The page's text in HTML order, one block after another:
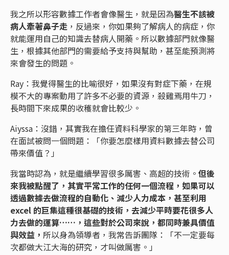
我之所以形容數據工作者會像醫生，就是因為醫生不該被
病人牽著鼻子走 ，反過來，你如果夠了解病人的病症，你
就能運用自己的知識去替病人開藥。所以數據部門就像醫
生，根據其他部門的需要給予支持與幫助，甚至能預測將
來會發生的問題。
Ray：我覺得醫生的比喻很好，如果沒有對症下藥，在規
模不大的專案動用了許多不必要的資源，殺雞焉用牛刀，
長時間下來成果的收穫就會比較少。
Aiyssa：沒錯，其實我在擔任資料科學家的第三年時，曾
在面試被問一個問題：「你要怎麼樣用資料數據去替公司
帶來價值？」
我當時認為，就是繼續學習很多厲害、高超的技術。 但後
來我被點醒了，其實平常工作的任何一個流程，如果可以
透過數據去做流程的自動化、減少人力成本，甚至利用
excel 的巨集這種很基礎的技術，去減少平時要花很多人
力去做的運算……，這些對於公司來說，都同時兼具價值
與效益， 所以身為領導者，我常告訴團隊：「不一定要每
次都做大江大海的研究，才叫做厲害。」